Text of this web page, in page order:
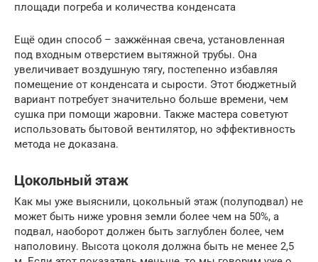
площади погреба и количества конденсата
Ещё один способ – зажжённая свеча, установленная
под входным отверстием вытяжной трубы. Она
увеличивает воздушную тягу, постепенно избавляя
помещение от конденсата и сырости. Этот бюджетный
вариант потребует значительно больше времени, чем
сушка при помощи жаровни. Также мастера советуют
использовать бытовой вентилятор, но эффективность
метода не доказана.
Цокольный этаж
Как мы уже выяснили, цокольный этаж (полуподвал) не
может быть ниже уровня земли более чем на 50%, а
подвал, наоборот должен быть заглублен более, чем
наполовину. Высота цоколя должна быть не менее 2,5